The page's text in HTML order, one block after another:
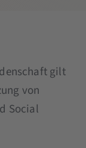
gilt
von
Social